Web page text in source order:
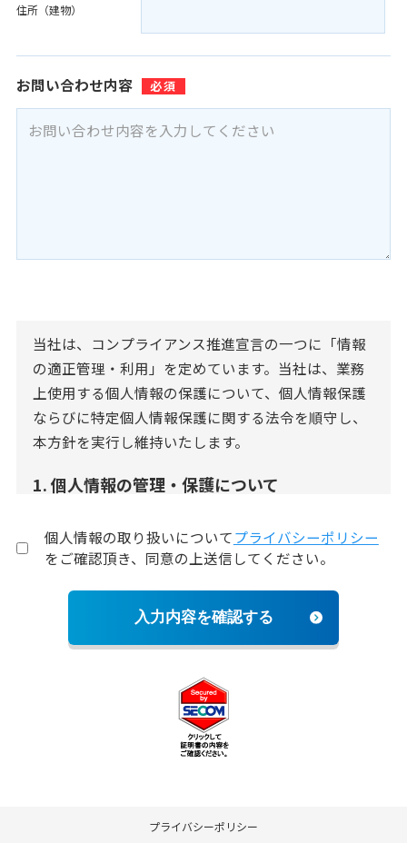
住所（建物）
お問い合わせ内容
当社は、コンプライアンス推進宣言の一つに「情報
の適正管理・利用」を定めています。当社は、業務
上使用する個人情報の保護について、個人情報保護
ならびに特定個人情報保護に関する法令を順守し、
本方針を実行し維持いたします。
1. 個人情報の管理・保護について
かつ公正な手段によることとし、取得した個人情報
は当社の業務を適切かつ円滑に運営するために必要
な範囲において利用いたします。
業務を行うために必要な範囲において利用させてい
発電設備、燃料設備、廃棄物処理設備、環境設
揚油及び揚液等の燃料関連業務
個人情報の取り扱いについてプライバシーポリシー
をご確認頂き、同意の上送信してください。
入力内容を確認する
プライバシーポリシー